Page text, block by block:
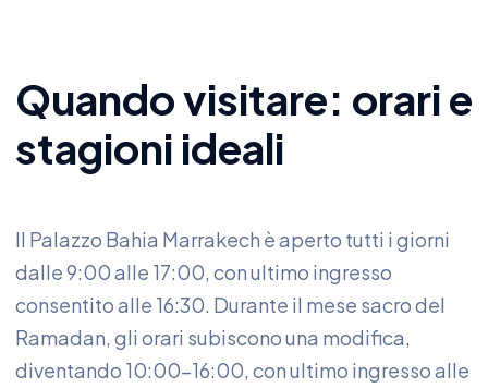
Quando visitare: orari e
stagioni ideali
Il Palazzo Bahia Marrakech è aperto tutti i giorni
dalle 9:00 alle 17:00, con ultimo ingresso
consentito alle 16:30. Durante il mese sacro del
Ramadan, gli orari subiscono una modifica,
diventando 10:00-16:00, con ultimo ingresso alle